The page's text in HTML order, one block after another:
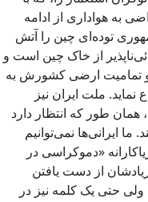
به هواداری از ادامه
توده‌ای چین را آتش
از خاک چین است و
تمامیت ارضی کشورش به
ملت ایران نیز
طور که انتظار دارد
ایرانی‌ها نمی‌توانیم
«دموکراسی در
از دست یافتن
ولی حتی یک کلمه نیز در